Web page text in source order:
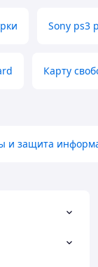
Sony ps3
Карту
и защита